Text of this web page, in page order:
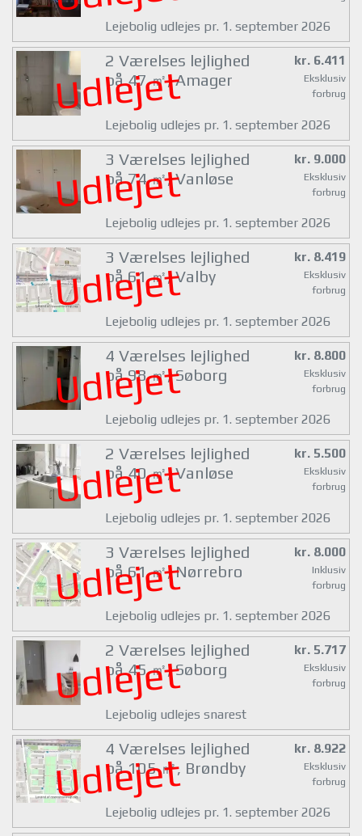
Lejebolig udlejes pr. 1. september 2026
Udlejet
2 Værelses lejlighed
på 47 ㎡, Amager
kr. 6.411
Eksklusiv
forbrug
Lejebolig udlejes pr. 1. september 2026
Udlejet
3 Værelses lejlighed
på 74 ㎡, Vanløse
kr. 9.000
Eksklusiv
forbrug
Lejebolig udlejes pr. 1. september 2026
Udlejet
3 Værelses lejlighed
på 61 ㎡, Valby
kr. 8.419
Eksklusiv
forbrug
Lejebolig udlejes pr. 1. september 2026
Udlejet
4 Værelses lejlighed
på 98 ㎡, Søborg
kr. 8.800
Eksklusiv
forbrug
Lejebolig udlejes pr. 1. september 2026
Udlejet
2 Værelses lejlighed
på 40 ㎡, Vanløse
kr. 5.500
Eksklusiv
forbrug
Lejebolig udlejes pr. 1. september 2026
Udlejet
3 Værelses lejlighed
på 61 ㎡, Nørrebro
kr. 8.000
Inklusiv
forbrug
Lejebolig udlejes pr. 1. september 2026
Udlejet
2 Værelses lejlighed
på 45 ㎡, Søborg
kr. 5.717
Eksklusiv
forbrug
Lejebolig udlejes snarest
Udlejet
4 Værelses lejlighed
på 105 ㎡, Brøndby
kr. 8.922
Eksklusiv
forbrug
Lejebolig udlejes pr. 1. september 2026